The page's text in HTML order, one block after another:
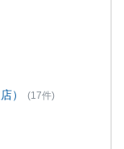
） (17件)